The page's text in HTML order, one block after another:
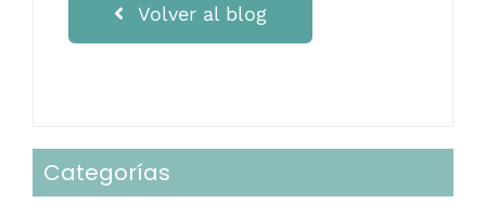
Volver al blog
Categorías